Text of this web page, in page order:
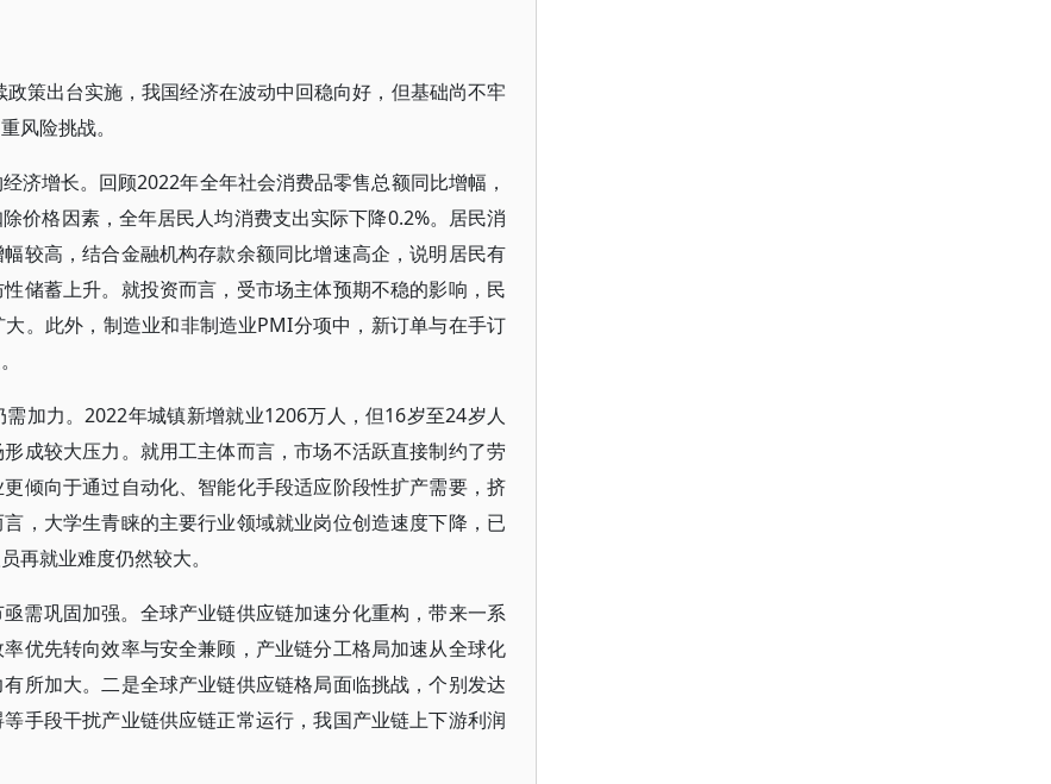
策出台实施，我国经济在波动中回稳向好，但基础尚不牢
风险挑战。
济增长。回顾2022年全年社会消费品零售总额同比增幅，
价格因素，全年居民人均消费支出实际下降0.2%。居民消
较高，结合金融机构存款余额同比增速高企，说明居民有
储蓄上升。就投资而言，受市场主体预期不稳的影响，民
。此外，制造业和非制造业PMI分项中，新订单与在手订
加力。2022年城镇新增就业1206万人，但16岁至24岁人
成较大压力。就用工主体而言，市场不活跃直接制约了劳
倾向于通过自动化、智能化手段适应阶段性扩产需要，挤
，大学生青睐的主要行业领域就业岗位创造速度下降，已
再就业难度仍然较大。
需巩固加强。全球产业链供应链加速分化重构，带来一系
优先转向效率与安全兼顾，产业链分工格局加速从全球化
所加大。二是全球产业链供应链格局面临挑战，个别发达
手段干扰产业链供应链正常运行，我国产业链上下游利润